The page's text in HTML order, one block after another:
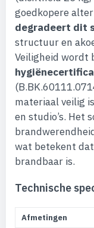
goedkopere
degradeert dit
structuur en
Veiligheid wordt
materiaal veilig
en studio’s. Het
wat betekent
brandbaar is.
Technische
Afmetingen